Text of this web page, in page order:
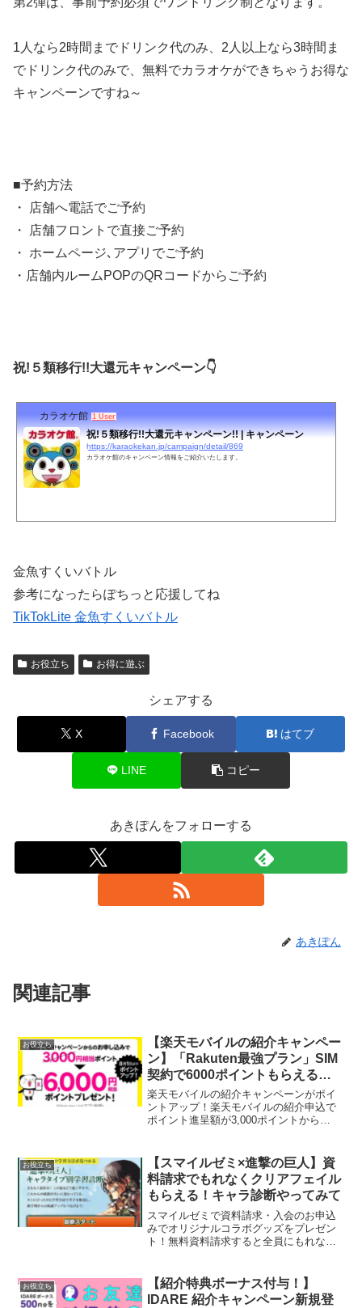
1人なら2時間までドリンク代のみ、2人以上なら3時間ま
でドリンク代のみで、無料でカラオケができちゃうお得な
キャンペーンですね～
■予約方法
・ 店舗へ電話でご予約
・ 店舗フロントで直接ご予約
・ ホームページ､アプリでご予約
・店舗内ルームPOPのQRコードからご予約
祝!５類移行!!大還元キャンペーン👇
カラオケ館 1 User
祝!５類移行!!大還元キャンペーン!! | キャンペーン
https://karaokekan.jp/campaign/detail/869
カラオケ館のキャンペーン情報をご紹介いたします。
金魚すくいバトル
参考になったらぽちっと応援してね
TikTokLite 金魚すくいバトル
お役立ち お得に遊ぶ
シェアする
X Facebook はてブ
LINE コピー
あきぽんをフォローする
あきぽん
関連記事
お役立ち
【楽天モバイルの紹介キャンペー
ン】「Rakuten最強プラン」SIM
契約で6000ポイントもらえる！
契約者特典でもらえるポイントで
支払金額月々980円が実質0円
に！
楽天モバイルの紹介キャンペーンがポイ
ントアップ！楽天モバイルの紹介申込で
ポイント進呈額が3,000ポイントから
はこちら過去に楽天モバイルを契約した
ことがあっても...
お役立ち
【スマイルゼミ×進撃の巨人】資
料請求でもれなくクリアフェイル
もらえる！キャラ診断やってみて
スマイルゼミで資料請求・入会のお申込
みでオリジナルコラボグッズをプレゼン
ト！無料資料請求すると全員にもれなく
断が面白い！パロディマンガを読みなが
ら回答をすると夏休みに向け...
お役立ち
【紹介特典ボーナス付与！】
IDARE 紹介キャンペーン新規登